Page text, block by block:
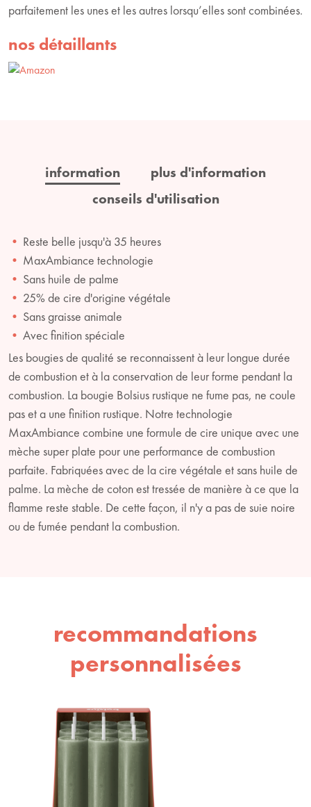
parfaitement les unes et les autres lorsqu’elles sont combinées.
nos détaillants
information
plus d'information
conseils d'utilisation
Reste belle jusqu'à 35 heures
MaxAmbiance technologie
Sans huile de palme
25% de cire d'origine végétale
Sans graisse animale
Avec finition spéciale
Les bougies de qualité se reconnaissent à leur longue durée
de combustion et à la conservation de leur forme pendant la
combustion. La bougie Bolsius rustique ne fume pas, ne coule
pas et a une finition rustique. Notre technologie
MaxAmbiance combine une formule de cire unique avec une
mèche super plate pour une performance de combustion
parfaite. Fabriquées avec de la cire végétale et sans huile de
palme. La mèche de coton est tressée de manière à ce que la
flamme reste stable. De cette façon, il n'y a pas de suie noire
ou de fumée pendant la combustion.
recommandations
personnalisées